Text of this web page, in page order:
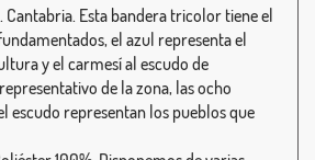
Cantabria. Esta bandera tricolor tiene el
el azul representa el
y el carmesí al escudo de
de la zona, las ocho
escudo representan los pueblos que